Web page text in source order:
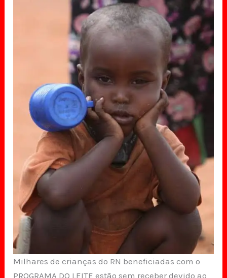
Milhares de crianças do RN beneficiadas com o
PROGRAMA DO LEITE estão sem receber devido ao